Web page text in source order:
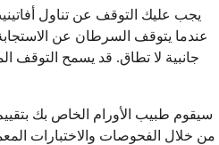
يجب عليك التوقف عن تناول
عندما يتوقف السرطان عن الاستجابة
جانبية لا تطاق. قد يسمح التوقف
سيقوم طبيب الأورام الخاص بك
من خلال الفحوصات والاختبارات